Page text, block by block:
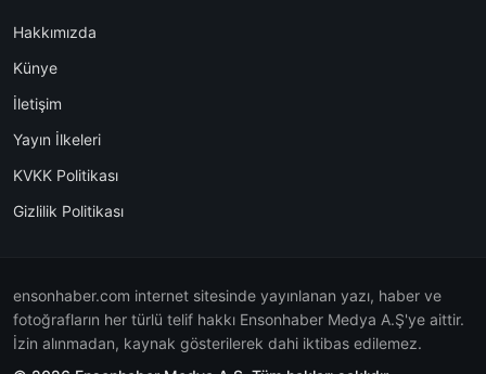
Hakkımızda
Künye
İletişim
Yayın İlkeleri
KVKK Politikası
Gizlilik Politikası
ensonhaber.com internet sitesinde yayınlanan yazı, haber ve
fotoğrafların her türlü telif hakkı Ensonhaber Medya A.Ş'ye aittir.
İzin alınmadan, kaynak gösterilerek dahi iktibas edilemez.